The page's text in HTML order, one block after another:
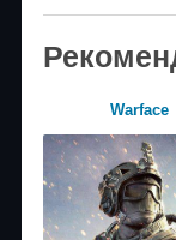
Warface